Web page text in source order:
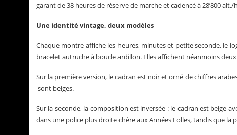
garant de 38 heures de réserve de marche et cadencé à 28’800 alt./
Une identité vintage, deux modèles
Chaque montre affiche les heures, minutes et petite seconde, le
bracelet autruche à boucle ardillon. Elles affichent néanmoins
Sur la première version, le cadran est noir et orné de chiffres
sont beiges.
Sur la seconde, la composition est inversée : le cadran est beige
dans une police plus droite chère aux Années Folles, tandis que la